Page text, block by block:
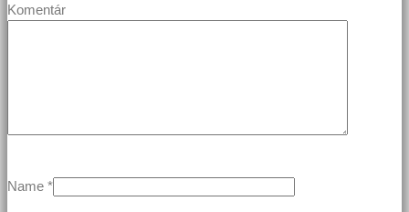
Komentár
Name *